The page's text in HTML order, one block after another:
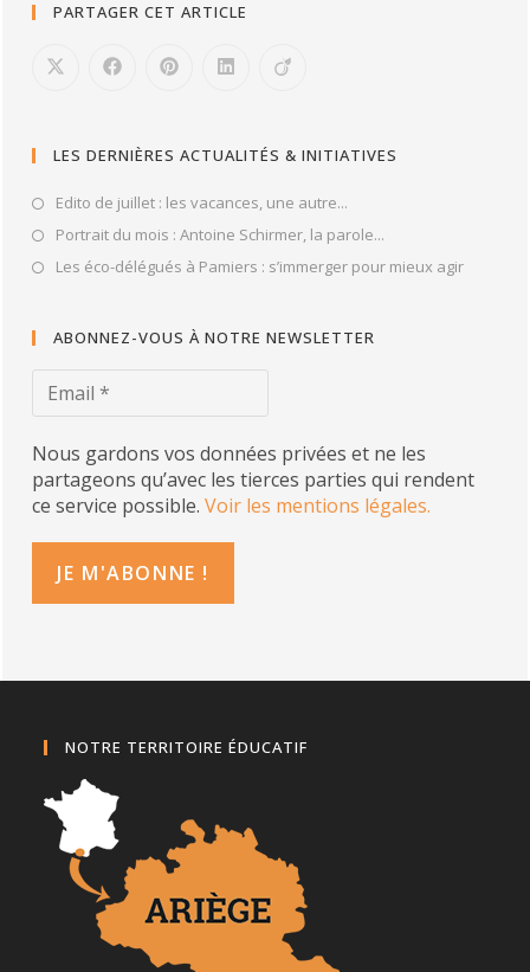
PARTAGER CET ARTICLE
LES DERNIÈRES ACTUALITÉS & INITIATIVES
Edito de juillet : les vacances, une autre...
Portrait du mois : Antoine Schirmer, la parole...
Les éco-délégués à Pamiers : s’immerger pour mieux agir
ABONNEZ-VOUS À NOTRE NEWSLETTER
Nous gardons vos données privées et ne les
partageons qu’avec les tierces parties qui rendent
ce service possible.Voir les mentions légales.
NOTRE TERRITOIRE ÉDUCATIF